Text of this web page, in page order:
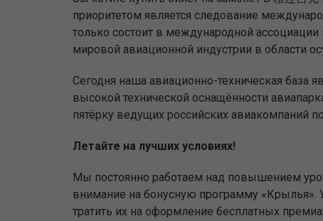
приоритетом является следование
только состоит в международной ассоциации
мировой авиационной индустрии в области
Сегодня наша авиационно-техническая база
высокой технической оснащённости
пятёрку ведущих российских авиакомпаний
Летайте на лучших условиях!
Мы постоянно работаем над повышением
внимание на бонусную программу «Крылья».
тратить их на оформление бесплатных